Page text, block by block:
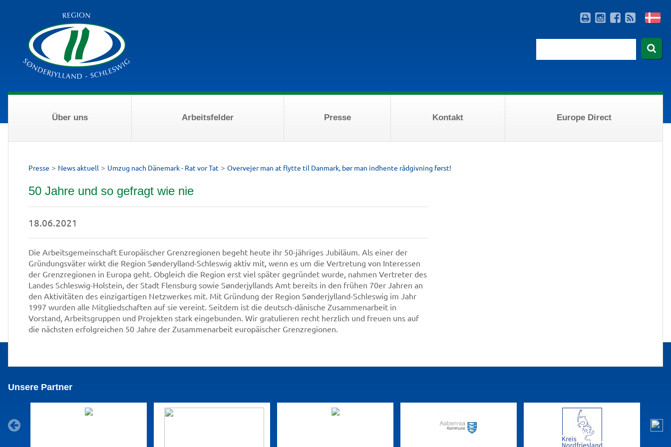
Über uns Arbeitsfelder Presse Kontakt Europe Direct
Presse > News aktuell > Umzug nach Dänemark - Rat vor Tat > Overvejer man at flytte til Danmark, bør man indhente rådgivning først!
50 Jahre und so gefragt wie nie
18.06.2021
Die Arbeitsgemeinschaft Europäischer Grenzregionen begeht heute ihr 50-jähriges Jubiläum. Als einer der
Gründungsväter wirkt die Region Sønderylland-Schleswig aktiv mit, wenn es um die Vertretung von Interessen
der Grenzregionen in Europa geht. Obgleich die Region erst viel später gegründet wurde, nahmen Vertreter des
Landes Schleswig-Holstein, der Stadt Flensburg sowie Sønderjyllands Amt bereits in den frühen 70er Jahren an
den Aktivitäten des einzigartigen Netzwerkes mit. Mit Gründung der Region Sønderjylland-Schleswig im Jahr
1997 wurden alle Mitgliedschaften auf sie vereint. Seitdem ist die deutsch-dänische Zusammenarbeit in
Vorstand, Arbeitsgruppen und Projekten stark eingebunden. Wir gratulieren recht herzlich und freuen uns auf
die nächsten erfolgreichen 50 Jahre der Zusammenarbeit europäischer Grenzregionen.
Unsere Partner